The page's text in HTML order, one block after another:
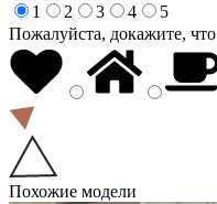
1
2 3 4
5
Пожалуйста, докажите,
Похожие модели